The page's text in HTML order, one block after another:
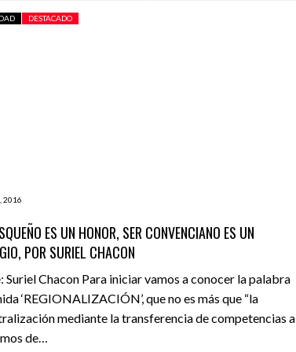
2016
DESTACADO
ES UN HONOR, SER CONVENCIANO ES UN
POR SURIEL CHACON
Suriel Chacon Para iniciar vamos a conocer la palabra
‘REGIONALIZACIÓN’, que no es más que “la
mediante la transferencia de competencias a
de…